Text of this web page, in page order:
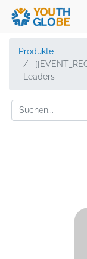
Produkte
Leaders